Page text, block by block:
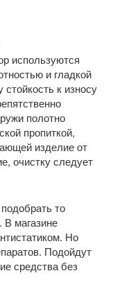
используются
и гладкой
к износу
полотно
пропиткой,
изделие от
очистку следует
то
В магазине
Но
Подойдут
средства без